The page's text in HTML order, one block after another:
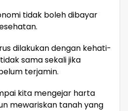
tidak boleh dibayar
dilakukan dengan kehati-
sama sekali jika
terjamin.
kita mengejar harta
mewariskan tanah yang